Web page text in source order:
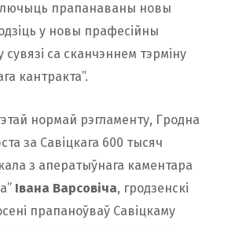
прапанаваны новы
у новы прафесійны
са сканчэннем тэрміну
кантракта”.
нормай рэгламенту, Гродна
за Савіцкага 600 тысяч
з аператыўнага каментара
Івана Варсовiча, гродзенскі
прапаноўваў Савіцкаму